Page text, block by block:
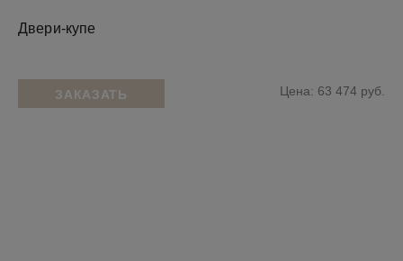
Двери-купе
ЗАКАЗАТЬ Цена: 63 474 руб.